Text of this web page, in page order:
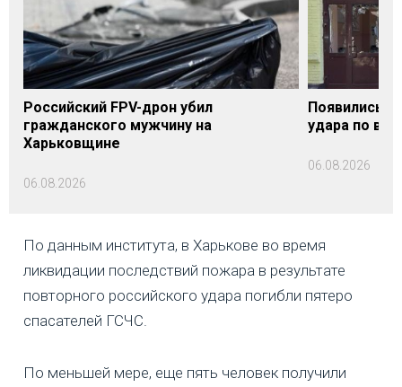
Российский FPV-дрон убил
гражданского мужчину на
Харьковщине
06.08.2026
Появились
удара по
06.08.2026
По данным института, в Харькове во время
ликвидации последствий пожара в результате
повторного российского удара погибли пятеро
спасателей ГСЧС.
По меньшей мере, еще пять человек получили